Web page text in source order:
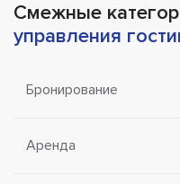
Смежные
управления
Бронирование
Аренда